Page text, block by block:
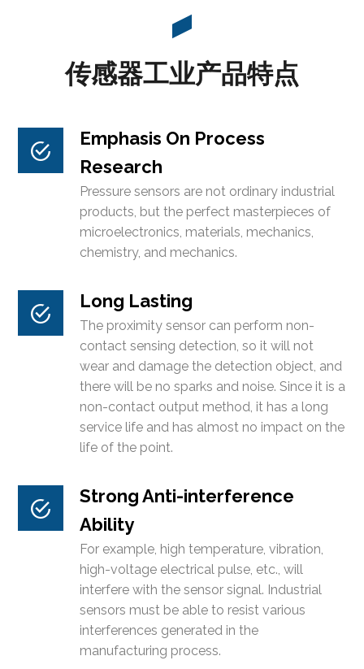
传感器工业产品特点
Emphasis On Process
Research
Pressure sensors are not ordinary industrial
products, but the perfect masterpieces of
microelectronics, materials, mechanics,
chemistry, and mechanics.
Long Lasting
The proximity sensor can perform non-
contact sensing detection, so it will not
wear and damage the detection object, and
there will be no sparks and noise. Since it is a
non-contact output method, it has a long
service life and has almost no impact on the
life of the point.
Strong Anti-interference
Ability
For example, high temperature, vibration,
high-voltage electrical pulse, etc., will
interfere with the sensor signal. Industrial
sensors must be able to resist various
interferences generated in the
manufacturing process.